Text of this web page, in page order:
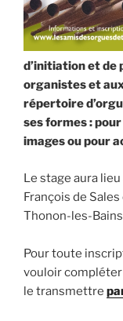
d’initiation et
organistes et
répertoire
ses formes :
images ou pour
Le stage aura
François de
Thonon-les-
Pour toute
vouloir compléter
le transmettre